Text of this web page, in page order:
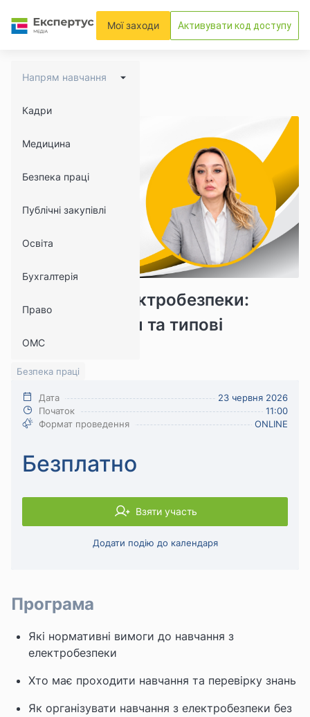
Мої заходи Активувати код доступу
Напрям навчання
Кадри
Медицина
Безпека праці
Публічні закупівлі
Освіта
Бухгалтерія
Право
ОМС
Навчання з електробезпеки:
ключові вимоги та типові
помилки
8947 1090
Безпека праці
Програма
Які нормативні вимоги до навчання з
електробезпеки
Хто має проходити навчання та перевірку знань
Як організувати навчання з електробезпеки без
Дата
23 червня 2026
Початок
11:00
Формат проведення
ONLINE
Безплатно
Взяти участь
Додати подію до календаря